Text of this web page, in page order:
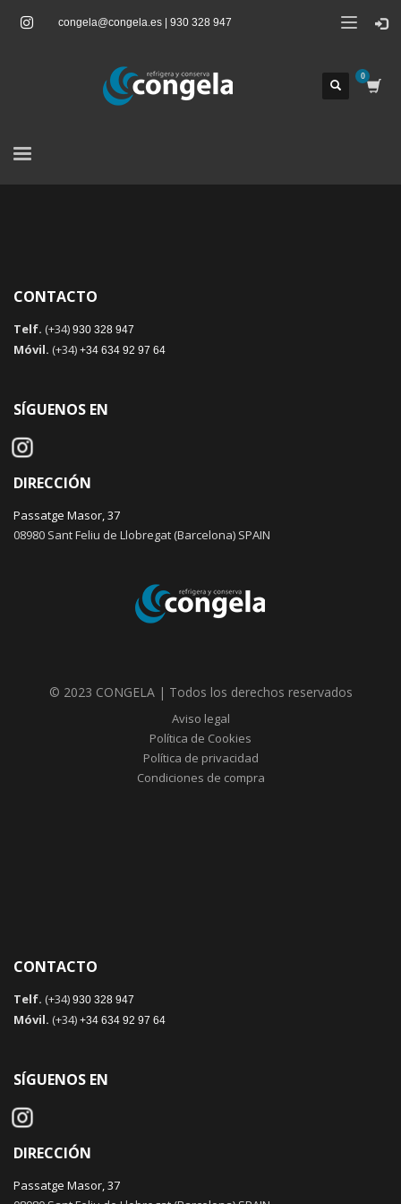
congela@congela.es | 930 328 947
CONTACTO
Telf. (+34) 930 328 947
Móvil. (+34) +34 634 92 97 64
SÍGUENOS EN
DIRECCIÓN
Passatge Masor, 37
08980 Sant Feliu de Llobregat (Barcelona) SPAIN
© 2023 CONGELA | Todos los derechos reservados
Aviso legal
Política de Cookies
Política de privacidad
Condiciones de compra
CONTACTO
Telf. (+34) 930 328 947
Móvil. (+34) +34 634 92 97 64
SÍGUENOS EN
DIRECCIÓN
Passatge Masor, 37